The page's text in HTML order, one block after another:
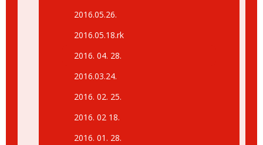
2016.05.26.
2016.05.18.rk
2016. 04. 28.
2016.03.24.
2016. 02. 25.
2016. 02 18.
2016. 01. 28.